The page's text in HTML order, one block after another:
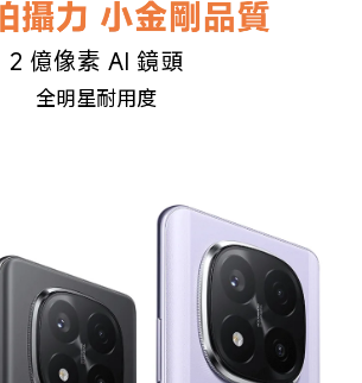
2 億像素 AI 鏡頭
全明星耐用度